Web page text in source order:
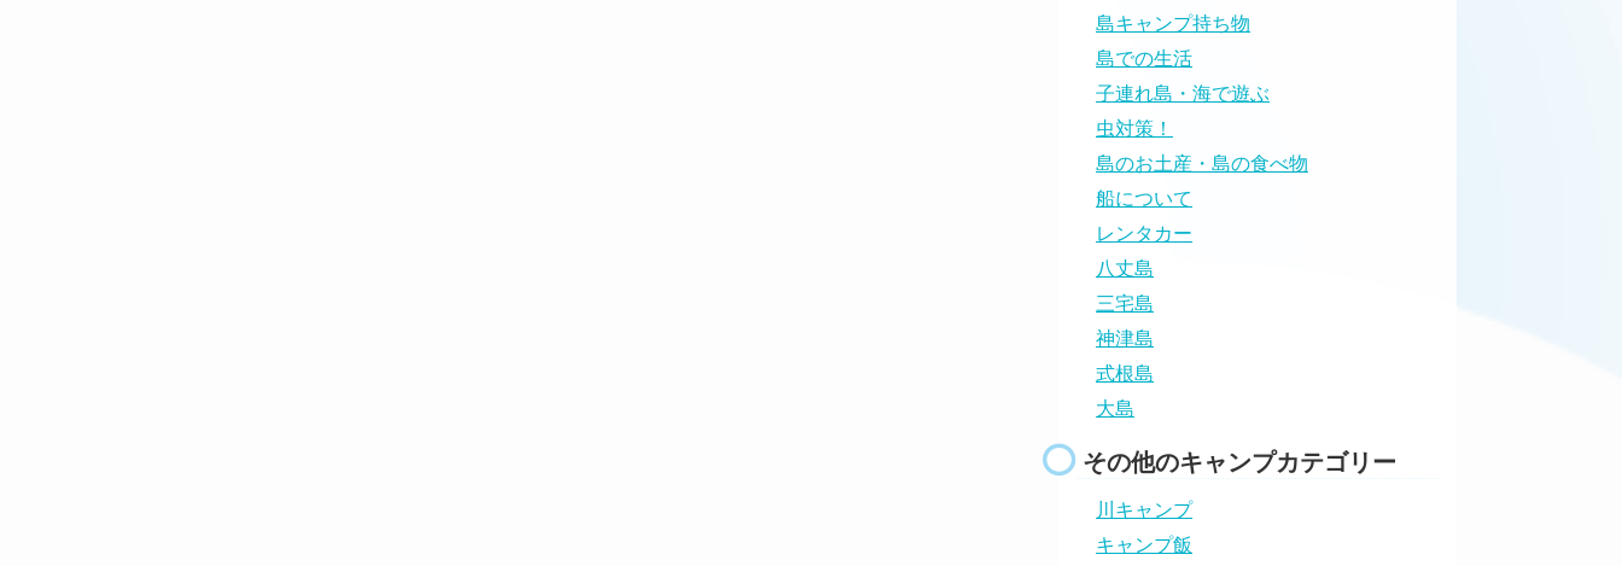
島キャンプ持ち物
島での生活
子連れ島・海で遊ぶ
虫対策！
島のお土産・島の食べ物
船について
レンタカー
八丈島
三宅島
神津島
式根島
大島
その他のキャンプカテゴリー
川キャンプ
キャンプ飯